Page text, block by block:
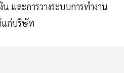
และการวางระบบการทำงาน
แก่บริษัท